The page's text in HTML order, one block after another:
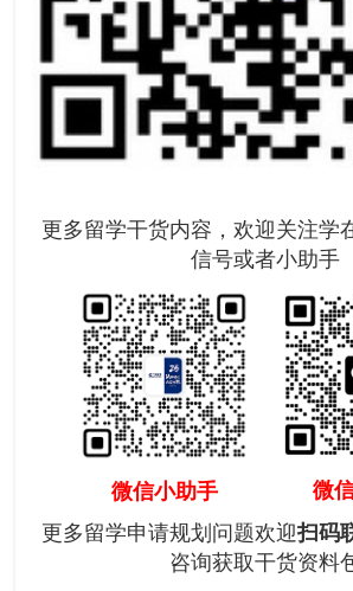
更多留学干货内容，欢迎关注学
信号或者小助手
微信小助手
微
更多留学申请规划问题欢迎扫码
咨询获取干货资料